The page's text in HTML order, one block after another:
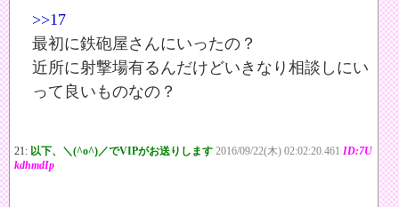
>>17
最初に鉄砲屋さんにいったの？
近所に射撃場有るんだけどいきなり相談しにい
って良いものなの？
21: 以下、＼(^o^)／でVIPがお送りします 2016/09/22(木) 02:02:20.461 ID:7U
kdhmdIp